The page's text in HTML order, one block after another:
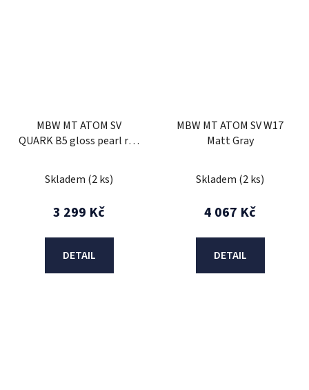
MBW MT ATOM SV
QUARK B5 gloss pearl red
Skladem (2 ks)
3 299 Kč
DETAIL
MBW MT ATOM SV W17
Matt Gray
Skladem (2 ks)
4 067 Kč
DETAIL